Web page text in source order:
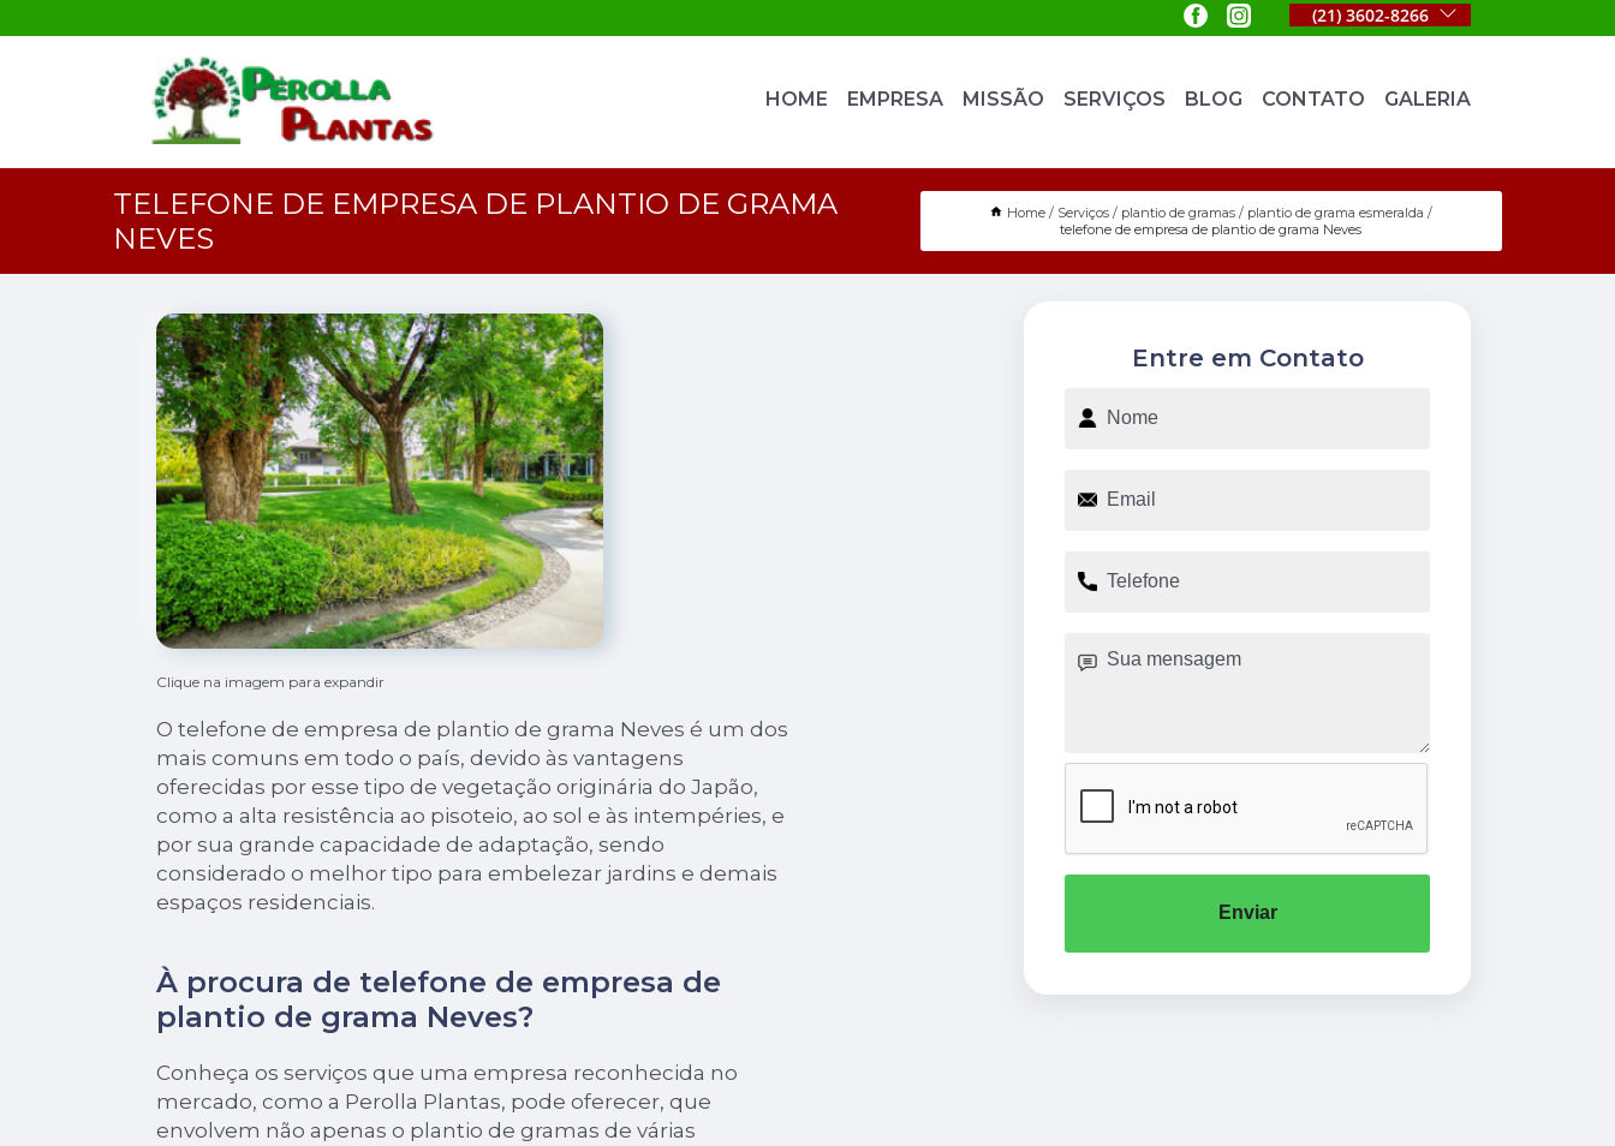
(21) 3602-8266
HOME EMPRESA MISSÃO SERVIÇOS BLOG CONTATO GALERIA
TELEFONE DE EMPRESA DE PLANTIO DE GRAMA
NEVES
Home Serviços plantio de gramas
plantio de grama esmeralda
telefone de empresa de plantio de grama Neves
Clique na imagem para expandir
O telefone de empresa de plantio de grama Neves é um dos
mais comuns em todo o país, devido às vantagens
oferecidas por esse tipo de vegetação originária do Japão,
como a alta resistência ao pisoteio, ao sol e às intempéries, e
por sua grande capacidade de adaptação, sendo
considerado o melhor tipo para embelezar jardins e demais
espaços residenciais.
À procura de telefone de empresa de
plantio de grama Neves?
Conheça os serviços que uma empresa reconhecida no
mercado, como a Perolla Plantas, pode oferecer, que
envolvem não apenas o plantio de gramas de várias
Entre em Contato
Enviar